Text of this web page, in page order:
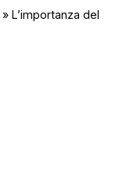
» L’importanza del